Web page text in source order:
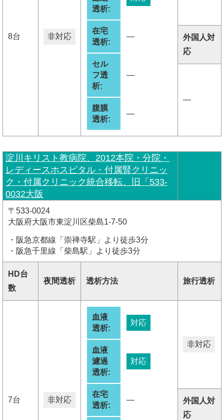
8台 非対応
透析:
在宅
透析:
―
セル
フ透
析:
―
腹膜
透析:
―
外国人対
応
―
淀川キリスト教病院、2012本院・分院・
レディースホスピタル・付属腎クリニッ
ク・付属クリニック統合移転、旧「533-
0032大阪
〒533-0024
大阪府大阪市東淀川区柴島1-7-50
・阪急京都線「崇禅寺駅」より徒歩3分
・阪急千里線「柴島駅」より徒歩3分
HD台
数
夜間透析 透析方法 旅行透析
7台 非対応
血液
透析:
対応
血液
濾過
透析:
対応
在宅
透析:
―
非対応
外国人対
応